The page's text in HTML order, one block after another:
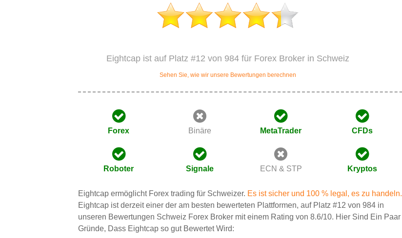
Eightcap ist auf Platz #12 von 984 für Forex Broker in Schweiz
Sehen Sie, wie wir unsere Bewertungen berechnen
Forex Binäre MetaTrader CFDs
Roboter Signale ECN & STP Kryptos
Eightcap ermöglicht Forex trading für Schweizer. Es ist sicher und 100 % legal, es zu handeln.
Eightcap ist derzeit einer der am besten bewerteten Plattformen, auf Platz #12 von 984 in
unseren Bewertungen Schweiz Forex Broker mit einem Rating von 8.6/10. Hier Sind Ein Paar
Gründe, Dass Eightcap so gut Bewertet Wird: